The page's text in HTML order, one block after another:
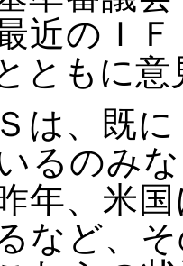
近のＩ
ともに
は、既
るのみ
年、米
など、